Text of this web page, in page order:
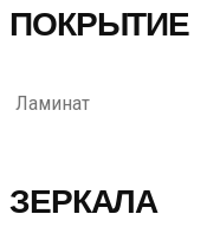
ПОКРЫТИЕ
Ламинат
ЗЕРКАЛА